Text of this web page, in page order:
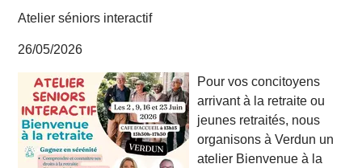
Atelier séniors interactif
26/05/2026
Pour vos concitoyens
arrivant à la retraite ou
jeunes retraités, nous
organisons à Verdun un
atelier Bienvenue à la